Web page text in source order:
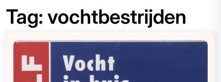
Tag: vochtbestrijden